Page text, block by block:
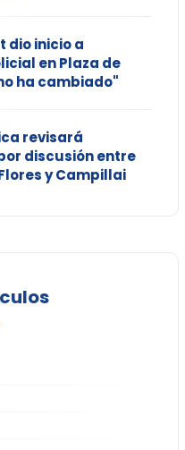
dio inicio a
en Plaza de
ha cambiado"
revisará
discusión entre
y Campillai